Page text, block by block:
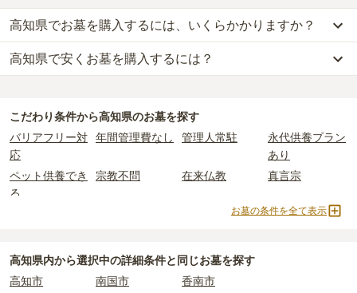
高知県でお墓を購入するには、いくらかかりますか？
高知県での購入費用の目安は、一般墓が約200万円、樹木葬が約45
万円、納骨堂が約36万円、永代供養墓が約45万円です。
2つが主な費用となります。
の一般墓の永代使用料の平均は42万円 で、墓石代は 高知県の
平均
です。いずれも区画の広さや墓石の大きさ・素材に
樹木葬・納骨堂・永代供養墓は、基本的に墓石代がかからず、永代
・開眼法要の費用 ：お墓を新しく建てた際に行う儀式のための費
・納骨式の費用
：お墓に遺骨を納める儀式のための費用。僧侶に渡
高知県で安くお墓を購入するには？
の 一般墓 で、 3万円(墓石代別)からお求めいただけます。
する「合祀墓（ごうしぼ）」と呼ばれるタイプです。個別のお墓に
比べて省スペースで管理の手間がかからないため、費用が安く設定
されています。
価格の目安は、1名あたり5万円〜30万円程度です。
お墓を探すのがおすすめです。
こだわり条件から高知県のお墓を探す
バリアフリー対
応
年間管理費なし 管理人常駐
永代供養プラン
あり
ペット供養でき
る
宗教不問 在来仏教 真言宗
納骨堂
1人用区画あり
2人用区画あり 3人用区画あり
お墓の条件を全て表示
高知県内から選択中の詳細条件と同じお墓を探す
高知市
南国市 香南市